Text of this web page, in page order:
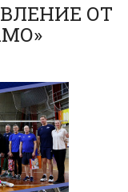
ОТ